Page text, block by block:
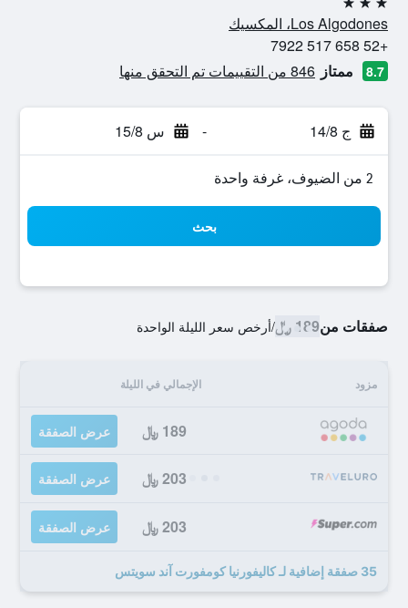
3 نجوم
Los Algodones، المكسيك
+52 658 517 7922
8.7 ممتاز 846 من التقييمات تم التحقق منها
ج 14/8 - س 15/8
2 من الضيوف، غرفة واحدة
بحث
صفقات من189 ﷼ /أرخص سعر الليلة الواحدة
مزود الإجمالي في الليلة
189 ﷼ عرض الصفقة
203 ﷼ عرض الصفقة
203 ﷼ عرض الصفقة
35 صفقة إضافية لـ كاليفورنيا كومفورت آند سويتس